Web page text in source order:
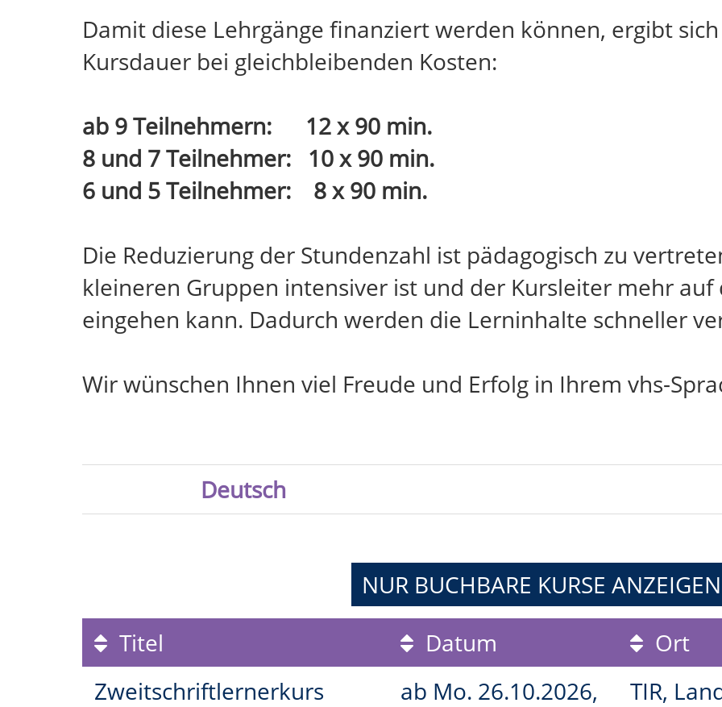
Damit diese Lehrgänge finanziert werden können, ergibt
Kursdauer bei gleichbleibenden Kosten:
ab 9 Teilnehmern: 12 x 90 min.
8 und 7 Teilnehmer: 10 x 90 min.
6 und 5 Teilnehmer: 8 x 90 min.
Die Reduzierung der Stundenzahl ist pädagogisch zu
kleineren Gruppen intensiver ist und der Kursleiter mehr
eingehen kann. Dadurch werden die Lerninhalte schneller
Wir wünschen Ihnen viel Freude und Erfolg in Ihrem vhs-
Deutsch
NUR BUCHBARE KURSE ANZEIGEN
Titel
Datum Ort
Zweitschriftlernerkurs
ab Mo. 26.10.2026,
TIR,